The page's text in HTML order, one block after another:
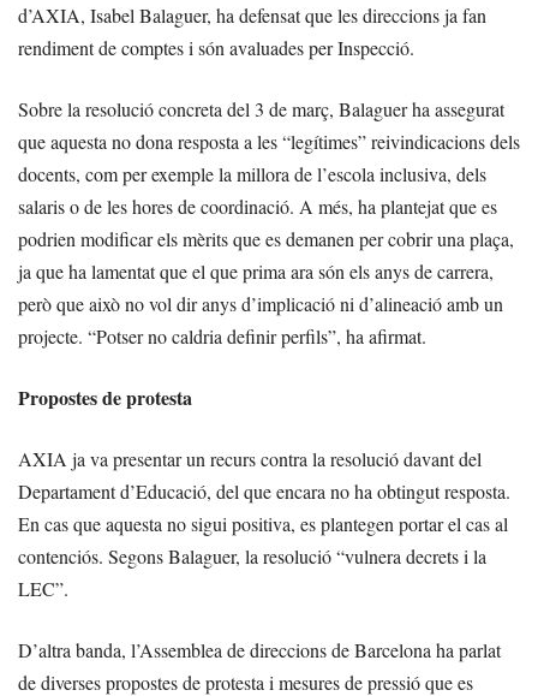
d’AXIA, Isabel Balaguer, ha defensat que les direccions ja fan
rendiment de comptes i són avaluades per Inspecció.
Sobre la resolució concreta del 3 de març, Balaguer ha assegurat
que aquesta no dona resposta a les “legítimes” reivindicacions dels
docents, com per exemple la millora de l’escola inclusiva, dels
salaris o de les hores de coordinació. A més, ha plantejat que es
podrien modificar els mèrits que es demanen per cobrir una plaça,
ja que ha lamentat que el que prima ara són els anys de carrera,
però que això no vol dir anys d’implicació ni d’alineació amb un
projecte. “Potser no caldria definir perfils”, ha afirmat.
Propostes de protesta
AXIA ja va presentar un recurs contra la resolució davant del
Departament d’Educació, del que encara no ha obtingut resposta.
En cas que aquesta no sigui positiva, es plantegen portar el cas al
contenciós. Segons Balaguer, la resolució “vulnera decrets i la
LEC”.
D’altra banda, l’Assemblea de direccions de Barcelona ha parlat
de diverses propostes de protesta i mesures de pressió que es